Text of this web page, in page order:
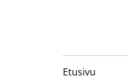
Etusivu